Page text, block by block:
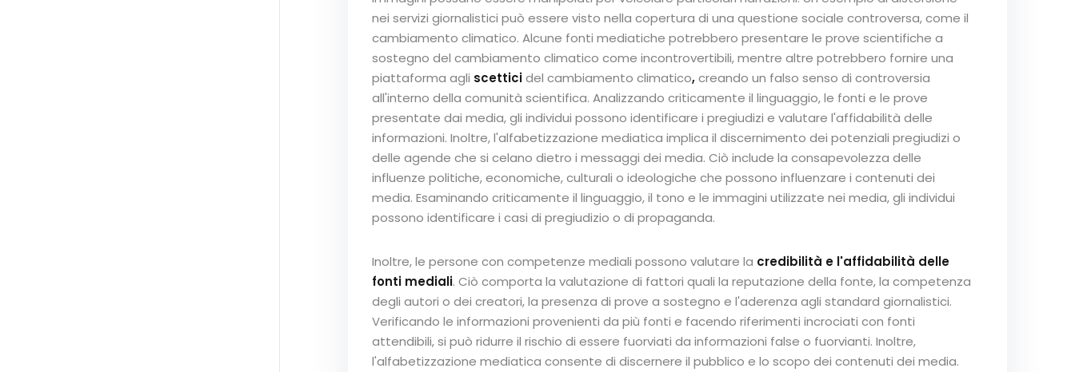
nei servizi giornalistici può essere visto nella copertura di una questione sociale controversa, come il
cambiamento climatico. Alcune fonti mediatiche potrebbero presentare le prove scientifiche a
sostegno del cambiamento climatico come incontrovertibili, mentre altre potrebbero fornire una
piattaforma agli scetticidel cambiamento climatico,creando un falso senso di controversia
all'interno della comunità scientifica. Analizzando criticamente il linguaggio, le fonti e le prove
presentate dai media, gli individui possono identificare i pregiudizi e valutare l'affidabilità delle
informazioni. Inoltre, l'alfabetizzazione mediatica implica il discernimento dei potenziali pregiudizi o
delle agende che si celano dietro i messaggi dei media. Ciò include la consapevolezza delle
influenze politiche, economiche, culturali o ideologiche che possono influenzare i contenuti dei
media. Esaminando criticamente il linguaggio, il tono e le immagini utilizzate nei media, gli individui
possono identificare i casi di pregiudizio o di propaganda.
Inoltre, le persone con competenze mediali possono valutare la credibilità e l'affidabilità delle
fonti mediali. Ciò comporta la valutazione di fattori quali la reputazione della fonte, la competenza
degli autori o dei creatori, la presenza di prove a sostegno e l'aderenza agli standard giornalistici.
Verificando le informazioni provenienti da più fonti e facendo riferimenti incrociati con fonti
attendibili, si può ridurre il rischio di essere fuorviati da informazioni false o fuorvianti. Inoltre,
l'alfabetizzazione mediatica consente di discernere il pubblico e lo scopo dei contenuti dei media.